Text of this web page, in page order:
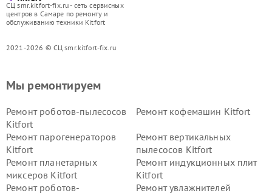
СЦ smr.kitfort-fix.ru - сеть сервисных
центров в Самаре по ремонту и
обслуживанию техники Kitfort
2021-2026 © СЦ smr.kitfort-fix.ru
Мы ремонтируем
Ремонт роботов-пылесосов
Kitfort
Ремонт кофемашин Kitfort
Ремонт парогенераторов
Kitfort
Ремонт вертикальных
пылесосов Kitfort
Ремонт планетарных
миксеров Kitfort
Ремонт индукционных плит
Kitfort
Ремонт роботов-
Ремонт увлажнителей